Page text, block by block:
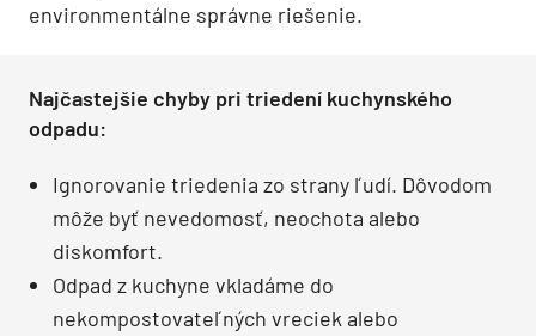
environmentálne správne riešenie.
Najčastejšie chyby pri triedení kuchynského
odpadu:
Ignorovanie triedenia zo strany ľudí. Dôvodom
môže byť nevedomosť, neochota alebo
diskomfort.
Odpad z kuchyne vkladáme do
nekompostovateľných vreciek alebo